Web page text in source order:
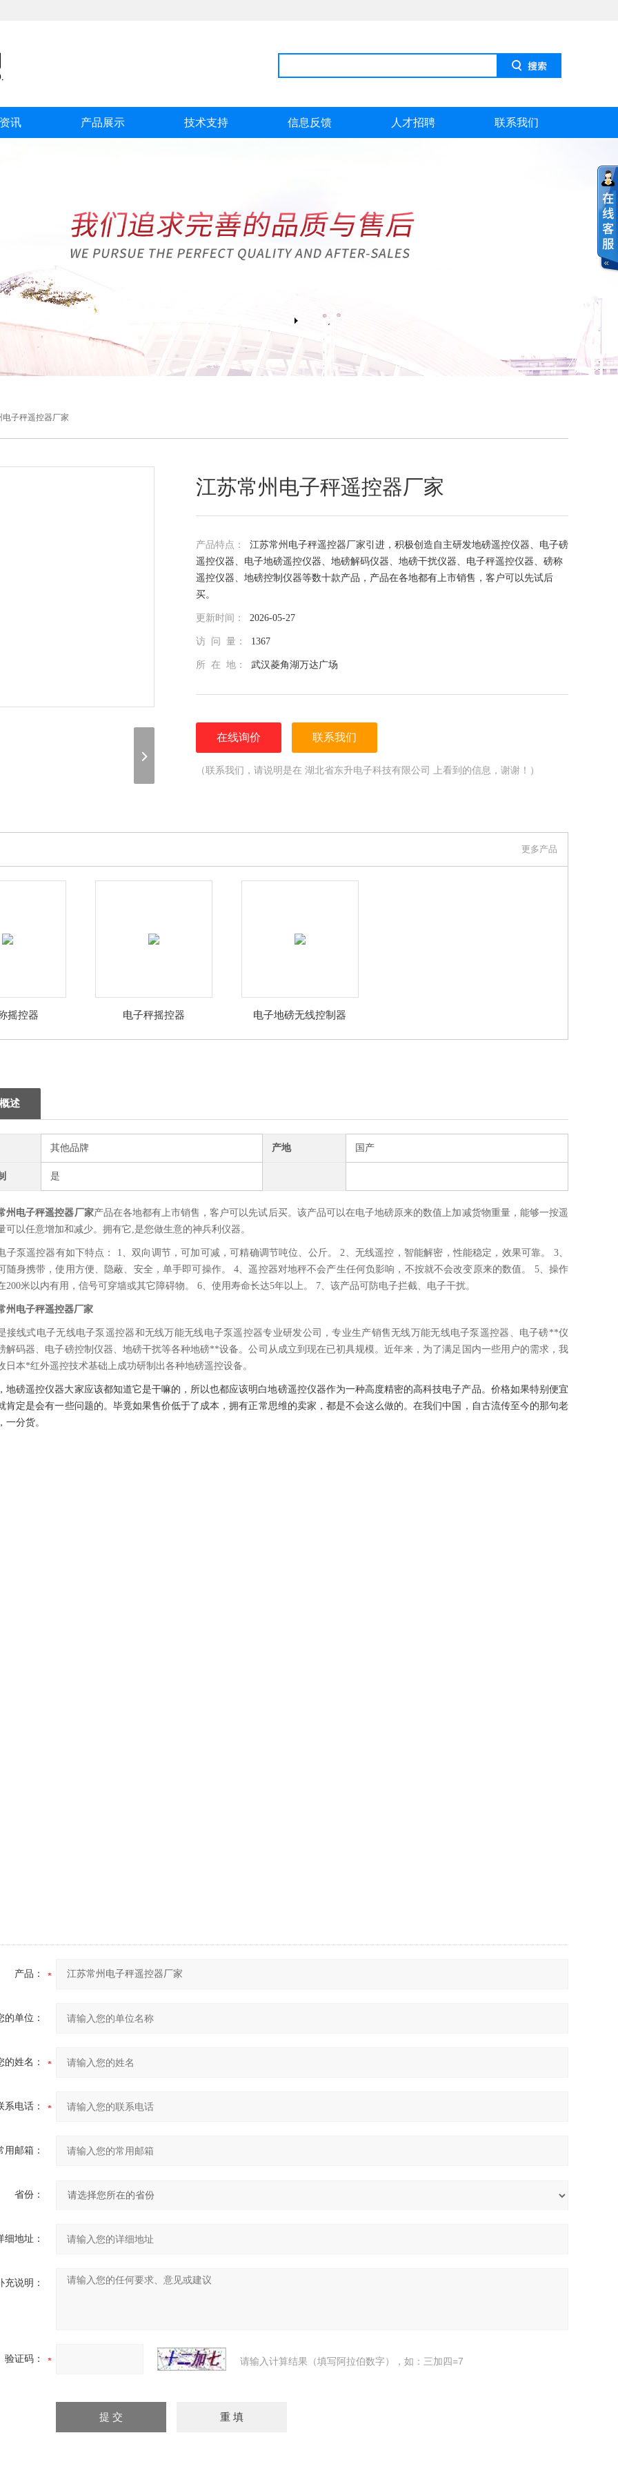
讯 产品展示 技术支持 信息反馈 人才招聘 联系我们
子秤遥控器厂家
江苏常州电子秤遥控器厂家
产品特点： 江苏常州电子秤遥控器厂家引进，积极创造自主研发地磅遥控仪器、电子磅
遥控仪器、电子地磅遥控仪器、地磅解码仪器、地磅干扰仪器、电子秤遥控仪器、磅称
遥控仪器、地磅控制仪器等数十款产品，产品在各地都有上市销售，客户可以先试后
买。
更新时间： 2026-05-27
访 问 量： 1367
所 在 地： 武汉菱角湖万达广场
在线询价 联系我们
（联系我们，请说明是在 湖北省东升电子科技有限公司 上看到的信息，谢谢！）
更多产品
摇控器 电子秤摇控器 电子地磅无线控制器
述
其他品牌 产地 国产
是
州电子秤遥控器厂家产品在各地都有上市销售，客户可以先试后买。该产品可以在电子地磅原来的数值上加减货物重量，能够一按遥
可以任意增加和减少。拥有它,是您做生意的神兵利仪器。
子泵遥控器有如下特点： 1、双向调节，可加可减，可精确调节吨位、公斤。 2、无线遥控，智能解密，性能稳定，效果可靠。 3、
随身携带，使用方便、隐蔽、安全，单手即可操作。 4、遥控器对地秤不会产生任何负影响，不按就不会改变原来的数值。 5、操作
200米以内有用，信号可穿墙或其它障碍物。 6、使用寿命长达5年以上。 7、该产品可防电子拦截、电子干扰。
州电子秤遥控器厂家
接线式电子无线电子泵遥控器和无线万能无线电子泵遥控器专业研发公司，专业生产销售无线万能无线电子泵遥控器、电子磅**仪
解码器、电子磅控制仪器、地磅干扰等各种地磅**设备。公司从成立到现在已初具规模。近年来，为了满足国内一些用户的需求，我
日本*红外遥控技术基础上成功研制出各种地磅遥控设备。
地磅遥控仪器大家应该都知道它是干嘛的，所以也都应该明白地磅遥控仪器作为一种高度精密的高科技电子产品。价格如果特别便宜
肯定是会有一些问题的。毕竟如果售价低于了成本，拥有正常思维的卖家，都是不会这么做的。在我们中国，自古流传至今的那句老
一分货。
产品：
的单位：
的姓名：
系电话：
用邮箱：
省份：
细地址：
充说明：
验证码： 请输入计算结果（填写阿拉伯数字），如：三加四=7